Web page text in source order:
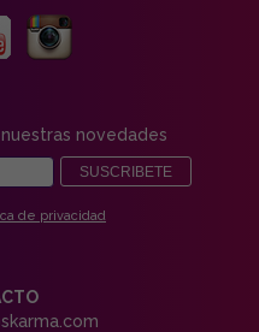
novedades
SUSCRIBETE
de privacidad